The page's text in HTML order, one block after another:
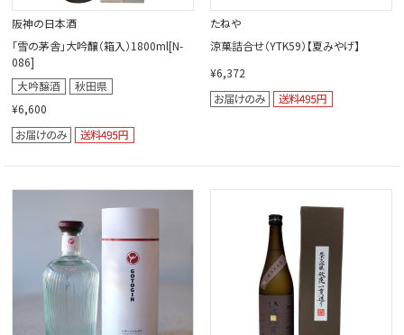
阪神の日本酒
「雪の茅舎」大吟醸（箱入）1800ml[N-
086]
¥6,600
たねや
涼菓詰合せ（YTK59）【夏みやげ】
¥6,372